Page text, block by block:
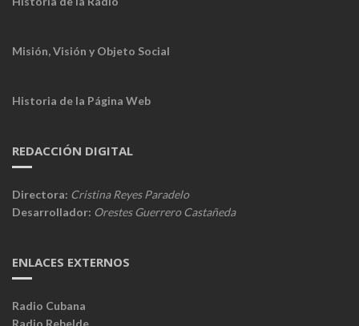
Misión, Visión y Objeto Social
Historia de la Página Web
REDACCIÓN DIGITAL
Directora: Cristina Reyes Paradelo
Desarrollador: Orestes Guerrero Castañeda
ENLACES EXTERNOS
Radio Cubana
Radio Rebelde